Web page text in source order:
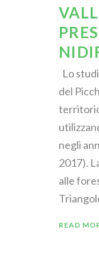
Lo
del
negli
2017).
alle
READ